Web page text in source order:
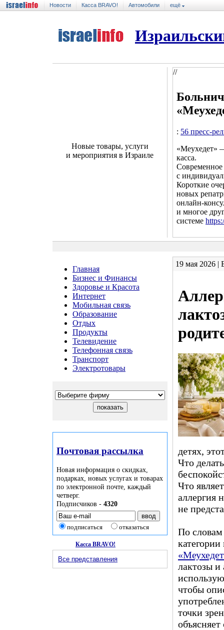
Новости Касса BRAVO! Автомобили ещё
Новые товары, услуги
и мероприятия в Израиле
//
: 56 пресс-
«Меухедет»
касса.
с
Короткие
новых
онлайн-
и многое
системе
Главная
Бизнес и Финансы
Здоровье и Красота
Интернет
Мобильная связь
Образование
Отдых
Продукты
Телевидение
Телефонная связь
Транспорт
Электротовары
Почтовая рассылка
Новая информация о скидках,
подарках, новых услугах и товарах
по электронной почте, каждый
четверг.
Подписчиков - 4320
подписаться отказаться
Касса BRAVO!
Все представления
19 мая 2026 |
детях,
Что
Что
аллергия
не
По словам
лактозы
чтобы
точки